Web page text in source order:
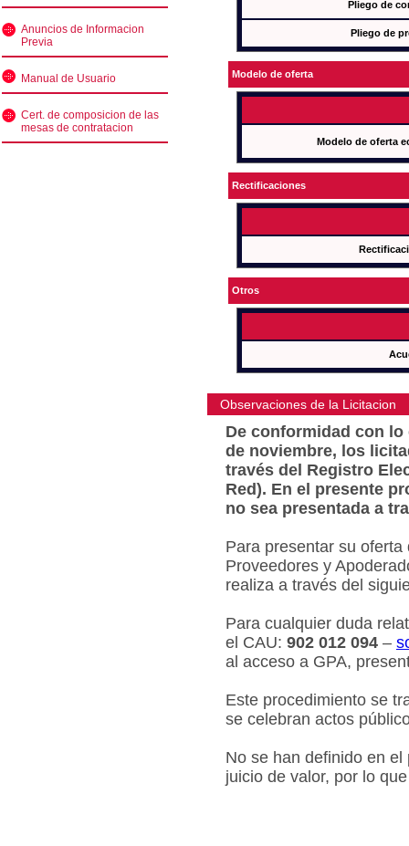
Anuncios de Informacion
Previa
Manual de Usuario
Cert. de composicion de las
mesas de contratacion
Pliego de
Pliego de
Modelo de oferta
Modelo de oferta
Rectificaciones
Otros
Observaciones de la Licitacion
De conformidad con lo
de noviembre, los
través del Registro
Red). En el presente
no sea presentada a
Para presentar su
Proveedores y
realiza a través del
Para cualquier duda
el CAU: 902 012 094 –
al acceso a GPA,
Este procedimiento se
se celebran actos
No se han definido en
juicio de valor, por lo